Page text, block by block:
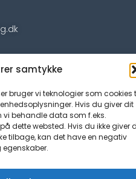
samtykke
bruger vi teknologier som cookies
Hvis du giver dit
vi behandle data som f.eks.
dette websted. Hvis du ikke giver
tilbage, kan det have en negativ